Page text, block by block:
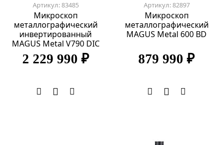
Артикул: 83485
Микроскоп
металлографический
инвертированный
MAGUS Metal V790 DIC
2 229 990 ₽
Артикул: 82897
Микроскоп
металлографический
MAGUS Metal 600 BD
879 990 ₽